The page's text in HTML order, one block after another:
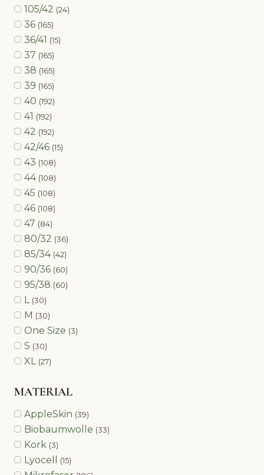
105/42 (24)
36 (165)
36/41 (15)
37 (165)
38 (165)
39 (165)
40 (192)
41 (192)
42 (192)
42/46 (15)
43 (108)
44 (108)
45 (108)
46 (108)
47 (84)
80/32 (36)
85/34 (42)
90/36 (60)
95/38 (60)
L (30)
M (30)
One Size (3)
S (30)
XL (27)
MATERIAL
AppleSkin (39)
Biobaumwolle (33)
Kork (3)
Lyocell (15)